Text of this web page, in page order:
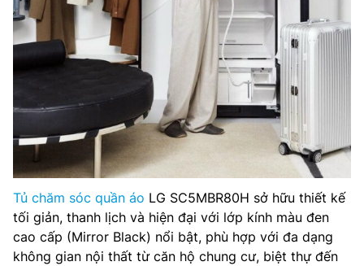
Tủ chăm sóc quần áo LG SC5MBR80H sở hữu thiết kế
tối giản, thanh lịch và hiện đại với lớp kính màu đen
cao cấp (Mirror Black) nổi bật, phù hợp với đa dạng
không gian nội thất từ căn hộ chung cư, biệt thự đến